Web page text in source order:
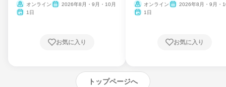
ム
オンライン
2026年8月・9月・10月
1日
お気に入り
オンライン
2026年8月・9月・
1日
お気に入り
トップページへ